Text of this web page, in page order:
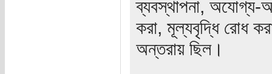
ব্যবস্থাপনা, অযোগ্য-
করা, মূল্যবৃদ্ধি রোধ
অন্তরায় ছিল।